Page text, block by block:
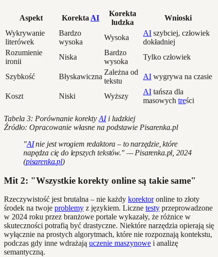
Aspekt Korekta AI
Korekta
ludzka
Wnioski
Wykrywanie
literówek
Bardzo
wysoka
Wysoka
AI szybciej, człowiek
dokładniej
Rozumienie
ironii
Niska
Bardzo
wysoka
Tylko człowiek
Szybkość Błyskawiczna
Zależna od
tekstu
AI wygrywa na czasie
Koszt Niski Wyższy
AI tańsza dla
masowych treści
Tabela 3: Porównanie korekty AIi ludzkiej
Źródło: Opracowanie własne na podstawie Pisarenka.pl
"AInie jest wrogiem redaktora – to narzędzie, które
napędza cię do lepszych tekstów." — Pisarenka.pl, 2024
(pisarenka.pl)
Mit 2: "Wszystkie korekty online są takie same"
Rzeczywistość jest brutalna – nie każdy korektoronline to złoty
środek na twoje problemy z językiem. Liczne testy przeprowadzone
w 2024 roku przez branżowe portale wykazały, że różnice w
skuteczności potrafią być drastyczne. Niektóre narzędzia opierają się
wyłącznie na prostych algorytmach, które nie rozpoznają kontekstu,
podczas gdy inne wdrażają uczenie maszynowe i analizę
semantyczną.